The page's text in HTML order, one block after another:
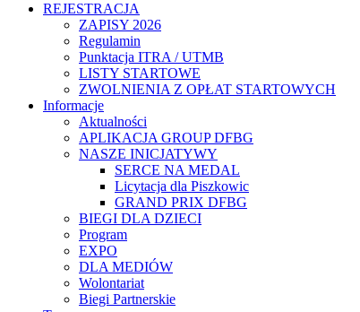
REJESTRACJA
ZAPISY 2026
Regulamin
Punktacja ITRA / UTMB
LISTY STARTOWE
ZWOLNIENIA Z OPŁAT STARTOWYCH
Informacje
Aktualności
APLIKACJA GROUP DFBG
NASZE INICJATYWY
SERCE NA MEDAL
Licytacja dla Piszkowic
GRAND PRIX DFBG
BIEGI DLA DZIECI
Program
EXPO
DLA MEDIÓW
Wolontariat
Biegi Partnerskie